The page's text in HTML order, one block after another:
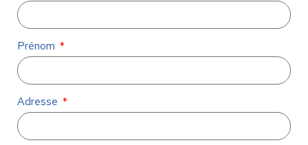
Prénom
Adresse